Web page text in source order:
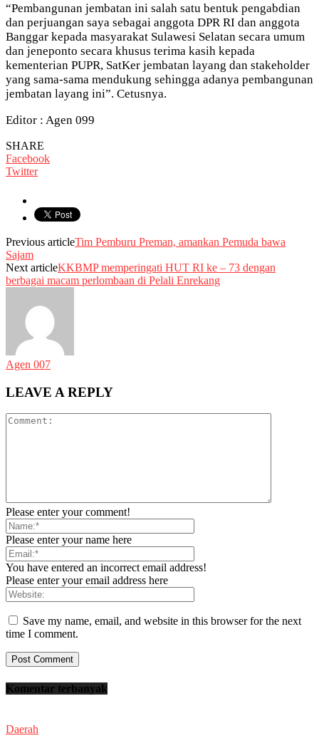
“Pembangunan jembatan ini salah satu bentuk pengabdian
dan perjuangan saya sebagai anggota DPR RI dan anggota
Banggar kepada masyarakat Sulawesi Selatan secara umum
dan jeneponto secara khusus terima kasih kepada
kementerian PUPR, SatKer jembatan layang dan stakeholder
yang sama-sama mendukung sehingga adanya pembangunan
jembatan layang ini”. Cetusnya.
Editor : Agen 099
SHARE
Facebook
Twitter
Previous articleTim Pemburu Preman, amankan Pemuda bawa
Sajam
Next articleKKBMP memperingati HUT RI ke – 73 dengan
berbagai macam perlombaan di Pelali Enrekang
Agen 007
LEAVE A REPLY
Please enter your comment!
Please enter your name here
You have entered an incorrect email address!
Please enter your email address here
Save my name, email, and website in this browser for the next
time I comment.
Komentar terbanyak
Daerah